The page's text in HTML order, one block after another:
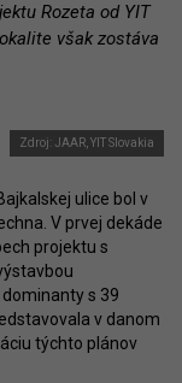
Rozeta od YIT
však zostáva
Zdroj: JAAR, YIT Slovakia
ulice bol v
V prvej dekáde
projektu s
s 39
v danom
týchto plánov